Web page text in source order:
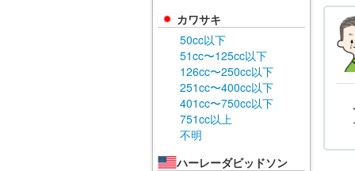
カワサキ
50cc以下
51cc〜125cc以下
126cc〜250cc以下
251cc〜400cc以下
401cc〜750cc以下
751cc以上
不明
ハーレーダビッドソン